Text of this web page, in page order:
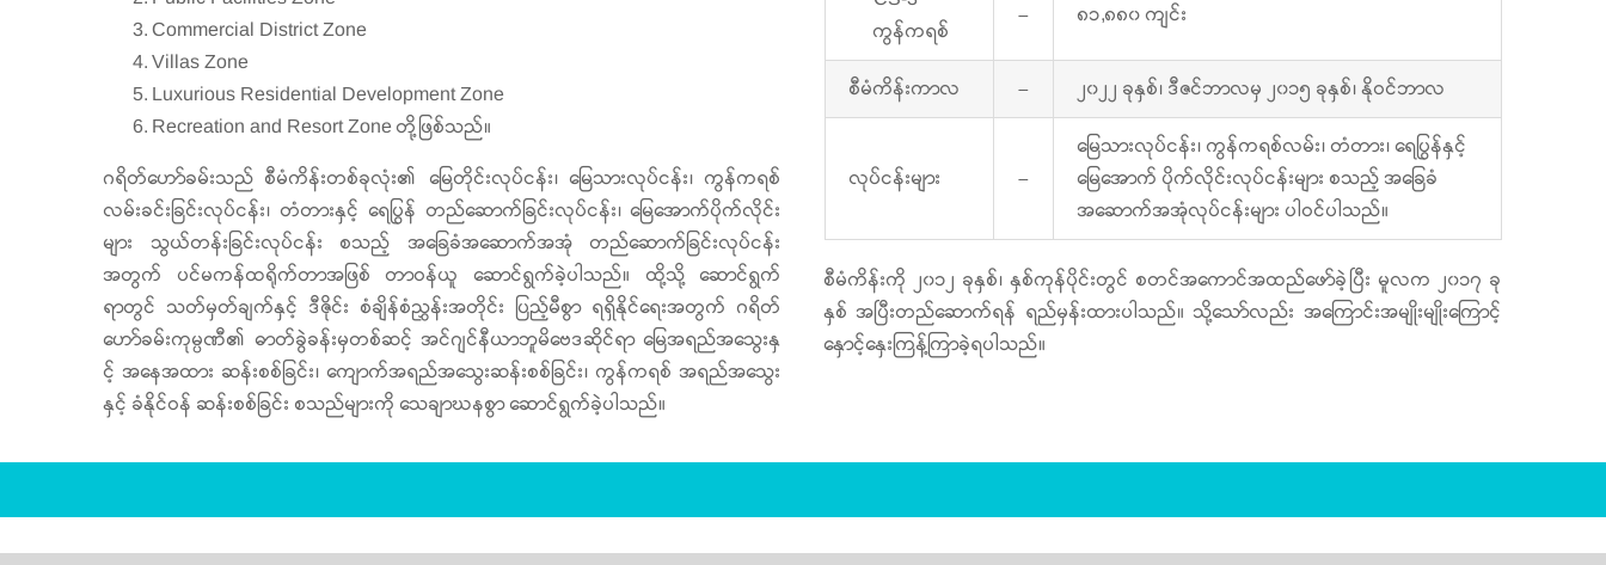
Commercial District Zone
Villas Zone
Luxurious Residential Development Zone
Recreation and Resort Zone တို့ဖြစ်သည်။
ဂရိတ်ဟော်ခမ်းသည် စီမံကိန်းတစ်ခုလုံး၏ မြေတိုင်းလုပ်ငန်း၊ မြေသားလုပ်ငန်း၊ ကွန်ကရစ်
လမ်းခင်းခြင်းလုပ်ငန်း၊ တံတားနှင့် ရေပြွန် တည်ဆောက်ခြင်းလုပ်ငန်း၊ မြေအောက်ပိုက်လိုင်း
များ သွယ်တန်းခြင်းလုပ်ငန်း စသည့် အခြေခံအဆောက်အအုံ တည်ဆောက်ခြင်းလုပ်ငန်း
အတွက် ပင်မကန်ထရိုက်တာအဖြစ် တာဝန်ယူ ဆောင်ရွက်ခဲ့ပါသည်။ ထို့သို့ ဆောင်ရွက်
ရာတွင် သတ်မှတ်ချက်နှင့် ဒီဇိုင်း စံချိန်စံညွှန်းအတိုင်း ပြည့်မီစွာ ရရှိနိုင်ရေးအတွက် ဂရိတ်
ဟော်ခမ်းကုမ္ပဏီ၏ ဓာတ်ခွဲခန်းမှတစ်ဆင့် အင်ဂျင်နီယာဘူမိဗေဒဆိုင်ရာ မြေအရည်အသွေးနှ
င့် အနေအထား ဆန်းစစ်ခြင်း၊ ကျောက်အရည်အသွေးဆန်းစစ်ခြင်း၊ ကွန်ကရစ် အရည်အသွေး
နှင့် ခံနိုင်ဝန် ဆန်းစစ်ခြင်း စသည်များကို သေချာဃနစွာ ဆောင်ရွက်ခဲ့ပါသည်။
ကွန်ကရစ်
– ၈၁,၈၈၀ ကျင်း
စီမံကိန်းကာလ – ၂၀၂၂ ခုနှစ်၊ ဒီဇင်ဘာလမှ ၂၀၁၅ ခုနှစ်၊ နိုဝင်ဘာလ
လုပ်ငန်းများ –
မြေသားလုပ်ငန်း၊ ကွန်ကရစ်လမ်း၊ တံတား၊ ရေပြွန်နှင့်
မြေအောက် ပိုက်လိုင်းလုပ်ငန်းများ စသည့် အခြေခံ
အဆောက်အအုံလုပ်ငန်းများ ပါဝင်ပါသည်။
စီမံကိန်းကို ၂၀၁၂ ခုနှစ်၊ နှစ်ကုန်ပိုင်းတွင် စတင်အကောင်အထည်ဖော်ခဲ့ပြီး မူလက ၂၀၁၇ ခု
နှစ် အပြီးတည်ဆောက်ရန် ရည်မှန်းထားပါသည်။ သို့သော်လည်း အကြောင်းအမျိုးမျိုးကြောင့်
နှောင့်နှေးကြန့်ကြာခဲ့ရပါသည်။